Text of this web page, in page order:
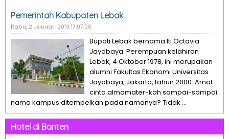
Pemerintah Kabupaten Lebak
Rabu, 2 Januari 2019 17:07:00
Bupati Lebak bernama Iti Octavia
Jayabaya. Perempuan kelahiran
Lebak, 4 Oktober 1978, ini merupakan
alumni Fakultas Ekonomi Universitas
Jayabaya, Jakarta, tahun 2000. Amat
cinta almamater-kah sampai-sampai
nama kampus ditempelkan pada namanya? Tidak ...
Hotel di Banten